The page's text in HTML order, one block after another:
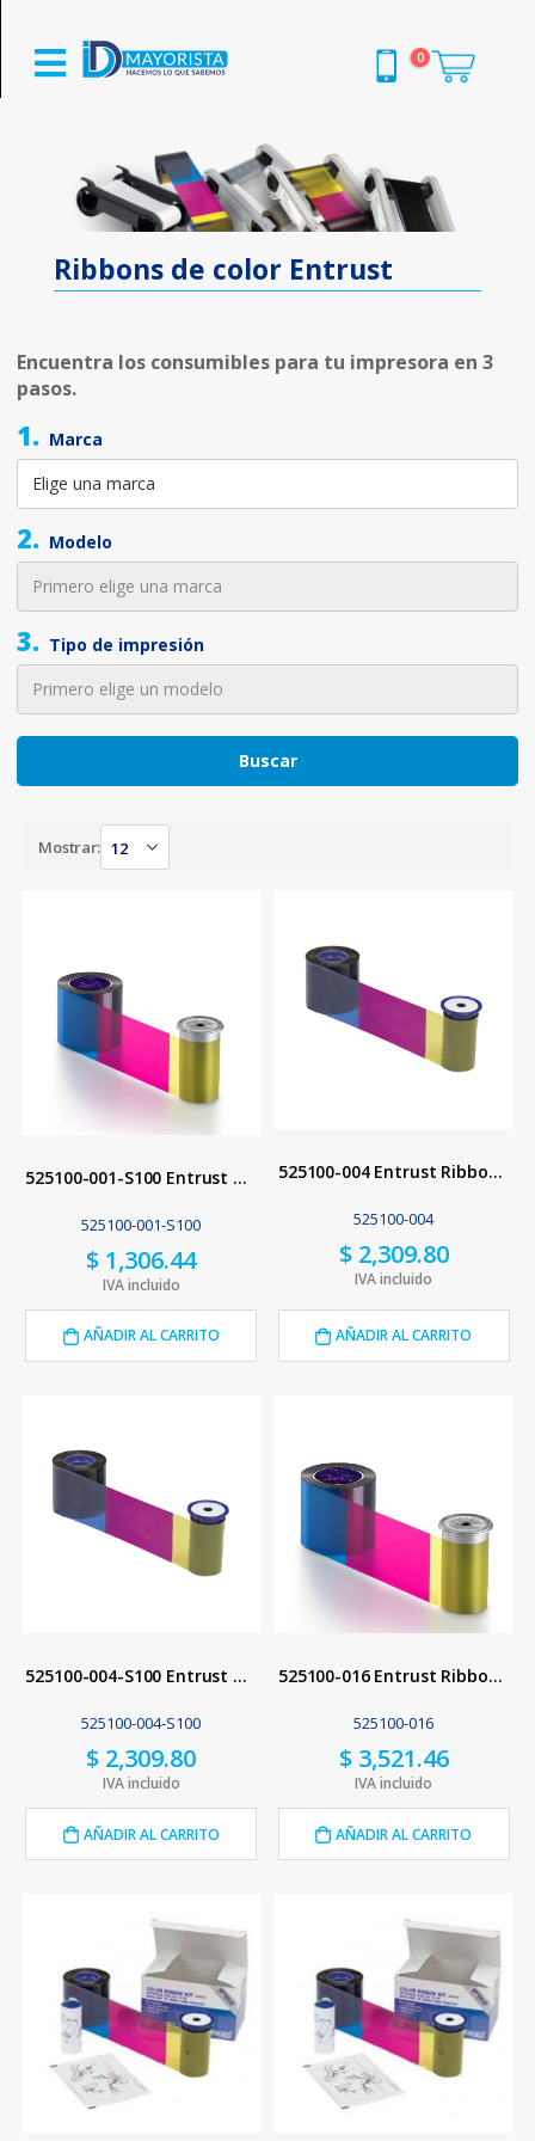
0
Ribbons de color Entrust
Encuentra los consumibles para tu impresora en 3
pasos.
1. Marca
2. Modelo
3. Tipo de impresión
Buscar
Mostrar:
525100-001-S100 Entrust Ribbon 5 Paneles YMCKT
525100-001-S100
$ 1,306.44
IVA incluido
AÑADIR AL CARRITO
525100-004 Entrust Ribbon 5 Paneles YMCKT
525100-004
$2,309.80
IVA incluido
AÑADIR AL CARRITO
525100-004-S100 Entrust Ribbon 5 Paneles YMCKT
525100-004-S100
$ 2,309.80
IVA incluido
AÑADIR AL CARRITO
525100-016 Entrust Ribbon 7 Paneles YMCKL-KT
525100-016
$3,521.46
IVA incluido
AÑADIR AL CARRITO